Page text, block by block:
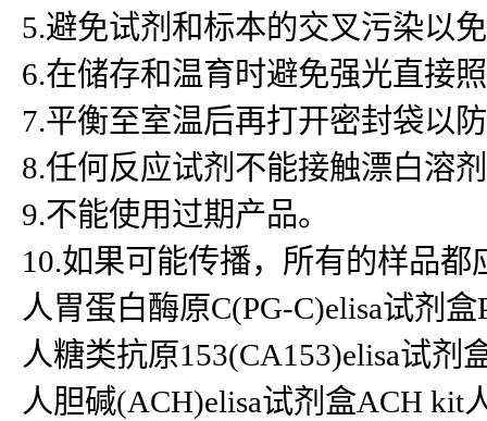
5.避免试剂和标本的交叉污染以
6.在储存和温育时避免强光直接
7.平衡至室温后再打开密封袋以
8.任何反应试剂不能接触漂白溶
9.不能使用过期产品。
10.如果可能传播，所有的样品
人胃蛋白酶原C(PG-C)elisa试剂
人糖类抗原153(CA153)elisa试剂
人胆碱(ACH)elisa试剂盒ACH kit